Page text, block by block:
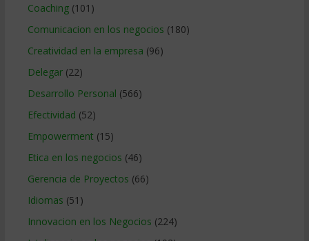
Coaching(101)
Comunicacion en los negocios (180)
Creatividad en la empresa (96)
Delegar(22)
Desarrollo Personal (566)
Efectividad (52)
Empowerment (15)
Etica en los negocios (46)
Gerencia de Proyectos (66)
Idiomas (51)
Innovacion en los Negocios (224)